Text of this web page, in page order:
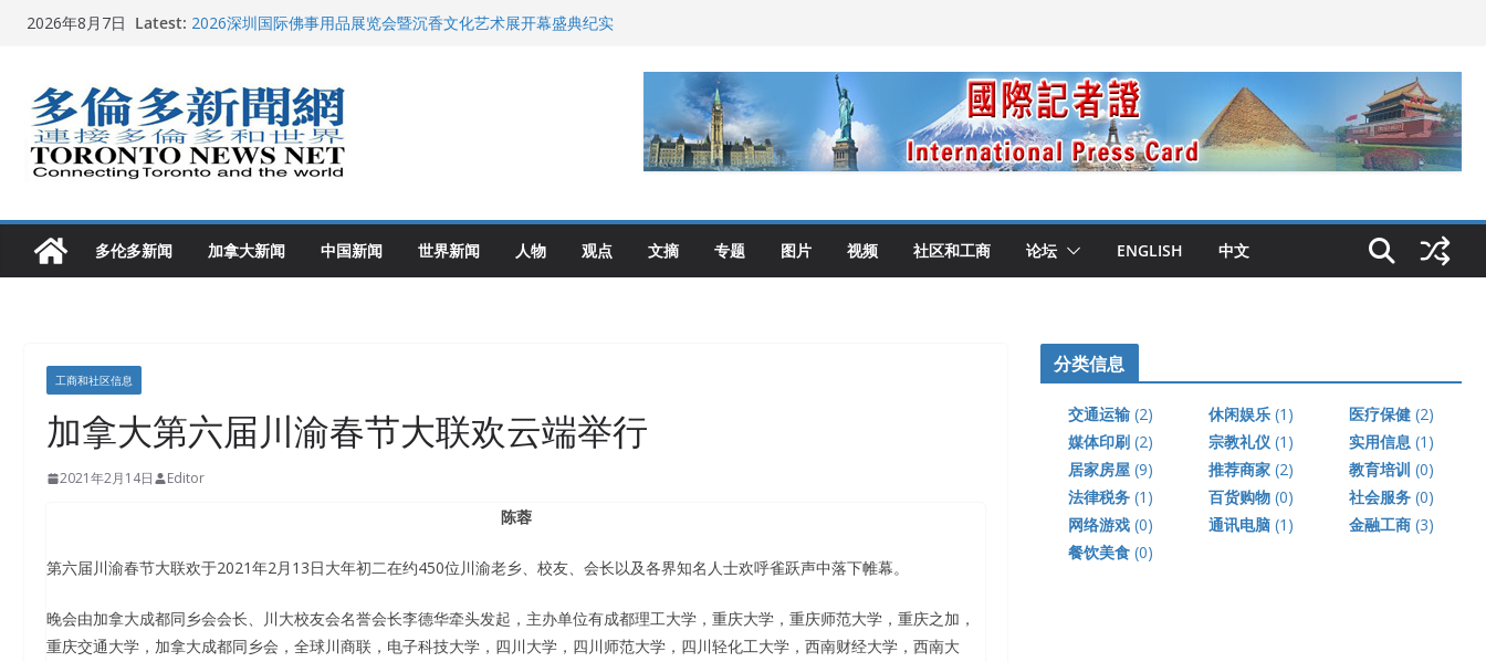
Skip2026年8月7日 Latest: 2026深圳国际佛事用品展览会暨沉香文化艺术展开幕盛典纪实
2026加拿大青少年儿童绘画比赛颁奖典礼多伦多举行
龚晓华参加多伦多骄傲大游行 与市民分享竞选理念
多伦多市长选举拉开帷幕 多名华人候选人宣布角逐
多伦多新闻 加拿大新闻 中国新闻 世界新闻 人物 观点 文摘 专题 图片 视频 社区和工商 论坛 ENGLISH 中文
工商和社区信息
加拿大第六届川渝春节大联欢云端举行
2021年2月14日 Editor
陈蓉
第六届川渝春节大联欢于2021年2月13日大年初二在约450位川渝老乡、校友、会长以及各界知名人士欢呼雀跃声中落下帷幕。
晚会由加拿大成都同乡会会长、川大校友会名誉会长李德华牵头发起，主办单位有成都理工大学，重庆大学，重庆师范大学，重庆之加，
重庆交通大学，加拿大成都同乡会，全球川商联，电子科技大学，四川大学，四川师范大学，四川轻化工大学，西南财经大学，西南大
分类信息
交通运输 (2) 休闲娱乐 (1) 医疗保健 (2)
媒体印刷 (2) 宗教礼仪 (1) 实用信息 (1)
居家房屋 (9) 推荐商家 (2) 教育培训 (0)
法律税务 (1) 百货购物 (0) 社会服务 (0)
网络游戏 (0) 通讯电脑 (1) 金融工商 (3)
餐饮美食 (0)